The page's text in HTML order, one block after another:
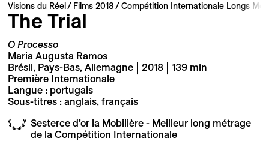
Visions du Réel Films 2018 Compétition Internationale Longs
The Trial
O Processo
Maria Augusta Ramos
Brésil, Pays-Bas, Allemagne | 2018 | 139 min
Première Internationale
Langue : portugais
Sous-titres : anglais, français
Sesterce d’or la Mobilière - Meilleur long métrage
de la Compétition Internationale